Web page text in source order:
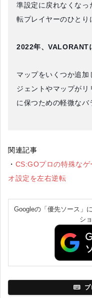
準設定に戻れなくなっ
転プレイヤーのひとり
2022年、VALORANT
マップをいくつか追
ジェントやマップが
に保つための軽微なバ
関連記事
・ CS:GOプロの特殊な
オ設定を左右逆転
Googleの「優先ソース」
シ